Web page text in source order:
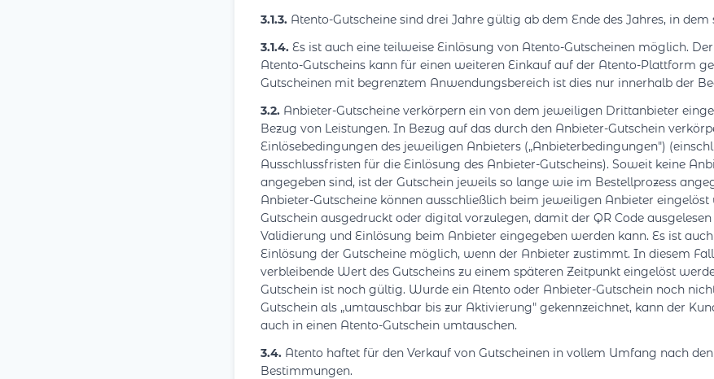
3.1.3. Atento-Gutscheine sind drei Jahre gültig ab dem Ende des Jahres, in
3.1.4. Es ist auch eine teilweise Einlösung von Atento-Gutscheinen möglich.
Atento-Gutscheins kann für einen weiteren Einkauf auf der Atento-Plattform
Gutscheinen mit begrenztem Anwendungsbereich ist dies nur innerhalb der
3.2. Anbieter-Gutscheine verkörpern ein von dem jeweiligen Drittanbieter
Bezug von Leistungen. In Bezug auf das durch den Anbieter-Gutschein
Einlösebedingungen des jeweiligen Anbieters („Anbieterbedingungen")
Ausschlussfristen für die Einlösung des Anbieter-Gutscheins). Soweit keine
angegeben sind, ist der Gutschein jeweils so lange wie im Bestellprozess
Anbieter-Gutscheine können ausschließlich beim jeweiligen Anbieter eingelöst
Gutschein ausgedruckt oder digital vorzulegen, damit der QR Code
Validierung und Einlösung beim Anbieter eingegeben werden kann. Es ist
Einlösung der Gutscheine möglich, wenn der Anbieter zustimmt. In diesem
verbleibende Wert des Gutscheins zu einem späteren Zeitpunkt eingelöst
Gutschein ist noch gültig. Wurde ein Atento oder Anbieter-Gutschein noch
Gutschein als „umtauschbar bis zur Aktivierung" gekennzeichnet, kann der
auch in einen Atento-Gutschein umtauschen.
3.4. Atento haftet für den Verkauf von Gutscheinen in vollem Umfang nach
Bestimmungen.